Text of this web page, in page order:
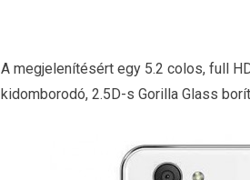
A megjelenítésért egy 5.2 colos, full
kidomborodó, 2.5D-s Gorilla Glass